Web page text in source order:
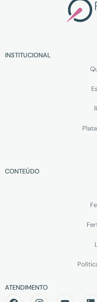
INSTITUCIONAL
CONTEÚDO
ATENDIMENTO